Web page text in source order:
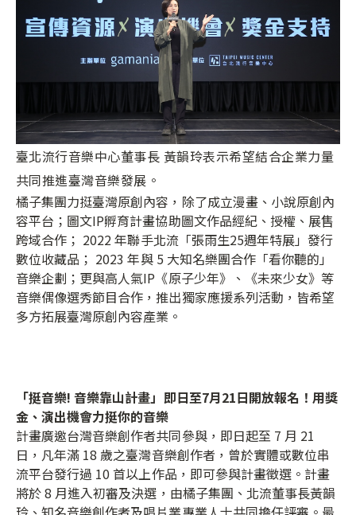
臺北流行音樂中心董事長 黃韻玲表示希望結合企業力量
共同推進臺灣音樂發展。
橘子集團力挺臺灣原創內容，除了成立漫畫、小說原創內
容平台；圖文IP孵育計畫協助圖文作品經紀、授權、展售
跨域合作； 2022 年聯手北流「張雨生25週年特展」發行
數位收藏品； 2023 年與 5 大知名樂團合作「看你聽的」
音樂企劃；更與高人氣IP《原子少年》、《未來少女》等
音樂偶像選秀節目合作，推出獨家應援系列活動，皆希望
多方拓展臺灣原創內容產業。
「挺音樂! 音樂靠山計畫」即日至7月21日開放報名！用獎
金、演出機會力挺你的音樂
計畫廣邀台灣音樂創作者共同參與，即日起至 7 月 21
日，凡年滿 18 歲之臺灣音樂創作者，曾於實體或數位串
流平台發行過 10 首以上作品，即可參與計畫徵選。計畫
將於 8 月進入初審及決選，由橘子集團、北流董事長黃韻